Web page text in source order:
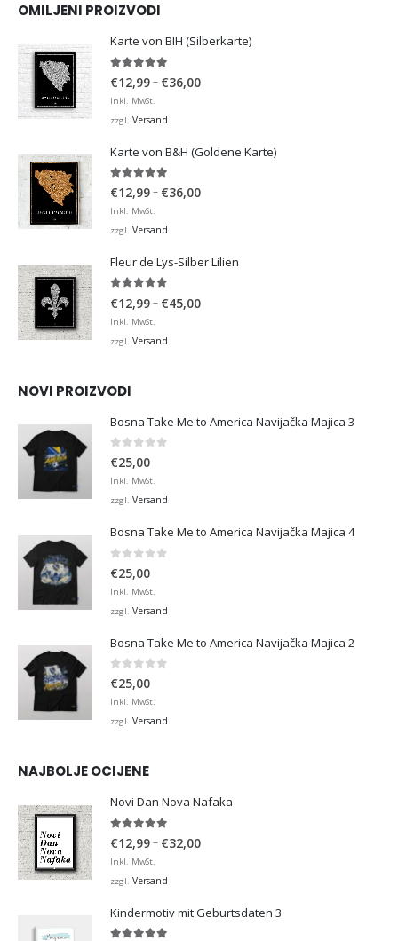
OMILJENI PROIZVODI
Karte von BIH (Silberkarte)
€12,99– €36,00Preisspanne:
Inkl. MwSt.
zzgl. Versand
Karte von B&H (Goldene Karte)
4.98von 5
€12,99– €36,00Preisspanne:
Inkl. MwSt.
zzgl. Versand
Fleur de Lys-Silber Lilien
€12,99– €45,00Preisspanne:
Inkl. MwSt.
zzgl. Versand
NOVI PROIZVODI
Bosna Take Me to America Navijačka Majica 3
0 von 5
€25,00
Inkl. MwSt.
zzgl. Versand
Bosna Take Me to America Navijačka Majica 4
€25,00
Inkl. MwSt.
zzgl. Versand
Bosna Take Me to America Navijačka Majica 2
0 von 5
€25,00
Inkl. MwSt.
zzgl. Versand
NAJBOLJE OCIJENE
Novi Dan Nova Nafaka
€12,99– €32,00Preisspanne:
Inkl. MwSt.
zzgl. Versand
Kindermotiv mit Geburtsdaten 3